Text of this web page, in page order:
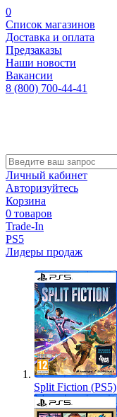
0
Список магазинов
Доставка и оплата
Предзаказы
Наши новости
Вакансии
8 (800) 700-44-41
Личный кабинет
Авторизуйтесь
Корзина
0 товаров
Trade-In
PS5
Лидеры продаж
Split Fiction (PS5)